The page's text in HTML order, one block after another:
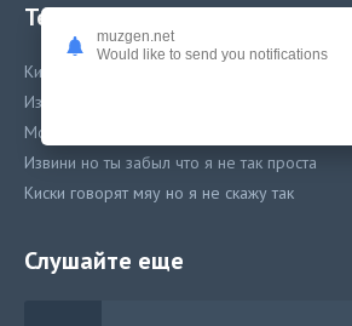
Текст песни
Киски говорят мяу но я не скажу так
Извини но ты забыл что все чувства вода
Моё тело s-class думаешь навсегда
Извини но ты забыл что я не так проста
Киски говорят мяу но я не скажу так
Слушайте еще
muzgen.net
Would like to send you notifications